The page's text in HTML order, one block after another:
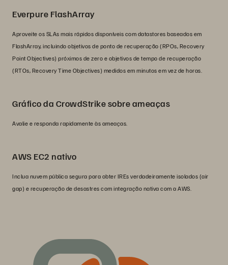
Everpure FlashArray
Aproveite os SLAs mais rápidos disponíveis com datastores baseados em
FlashArray, incluindo objetivos de ponto de recuperação (RPOs, Recovery
Point Objectives) próximos de zero e objetivos de tempo de recuperação
(RTOs, Recovery Time Objectives) medidos em minutos em vez de horas.
Gráfico da CrowdStrike sobre ameaças
Avalie e responda rapidamente às ameaças.
AWS EC2 nativo
Inclua nuvem pública segura para obter IREs verdadeiramente isolados (air
gap) e recuperação de desastres com integração nativa com a AWS.